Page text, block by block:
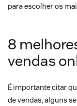
para escolher os
8
vendas
É importante citar
de vendas, alguns